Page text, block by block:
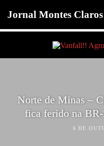
Jornal Montes Claros
Norte de Minas –
fica ferido na
6 DE